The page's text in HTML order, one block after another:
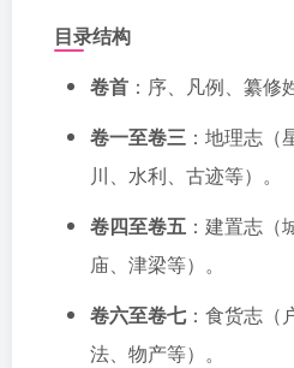
目录结构
卷首 ：序、凡例、纂修
卷一至卷三 ：地理志（
川、水利、古迹等）。
卷四至卷五 ：建置志
庙、津梁等）。
卷六至卷七：食货志（
法、物产等）。